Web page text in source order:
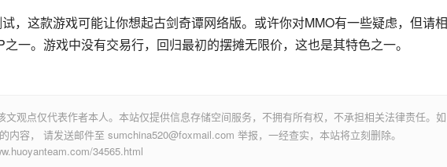
，这款游戏可能让你想起古剑奇谭网络版。或许你对MMO有一些疑虑，但请相
一。游戏中没有交易行，回归最初的摆摊无限价，这也是其特色之一。
观点仅代表作者本人。本站仅提供信息存储空间服务，不拥有所有权，不承担相关法律责任。如
内容， 请发送邮件至 sumchina520@foxmail.com 举报，一经查实，本站将立刻删除。
34565.html